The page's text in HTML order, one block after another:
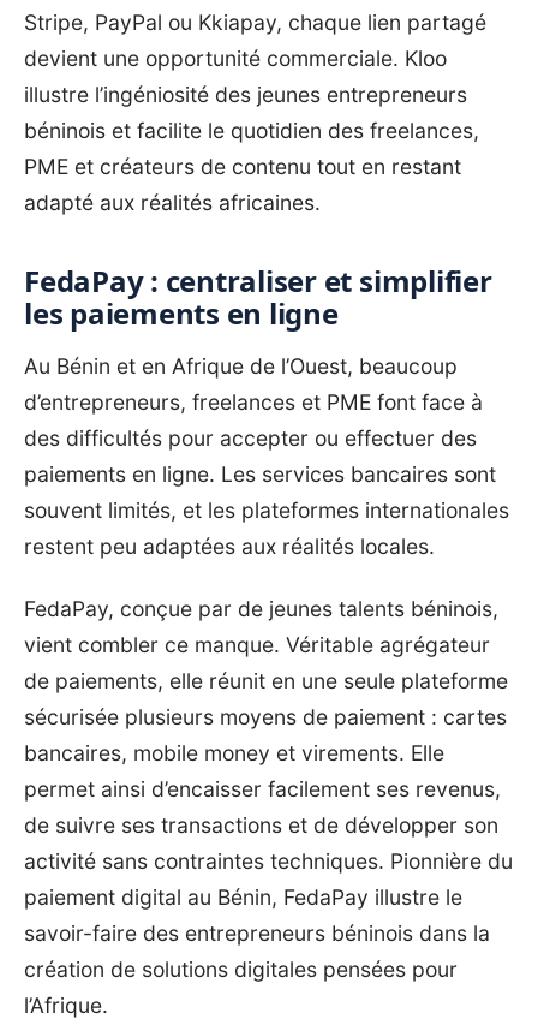
Stripe, PayPal ou Kkiapay, chaque lien partagé
devient une opportunité commerciale. Kloo
illustre l’ingéniosité des jeunes entrepreneurs
béninois et facilite le quotidien des freelances,
PME et créateurs de contenu tout en restant
adapté aux réalités africaines.
FedaPay : centraliser et simplifier
les paiements en ligne
Au Bénin et en Afrique de l’Ouest, beaucoup
d’entrepreneurs, freelances et PME font face à
des difficultés pour accepter ou effectuer des
paiements en ligne. Les services bancaires sont
souvent limités, et les plateformes internationales
restent peu adaptées aux réalités locales.
FedaPay, conçue par de jeunes talents béninois,
vient combler ce manque. Véritable agrégateur
de paiements, elle réunit en une seule plateforme
sécurisée plusieurs moyens de paiement : cartes
bancaires, mobile money et virements. Elle
permet ainsi d’encaisser facilement ses revenus,
de suivre ses transactions et de développer son
activité sans contraintes techniques. Pionnière du
paiement digital au Bénin, FedaPay illustre le
savoir-faire des entrepreneurs béninois dans la
création de solutions digitales pensées pour
l’Afrique.